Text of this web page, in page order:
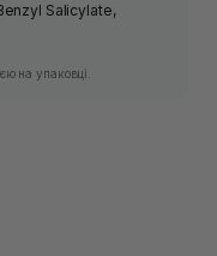
Salicylate,
на упаковці.